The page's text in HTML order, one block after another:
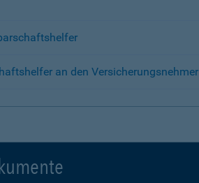
an den Versicherungsnehmer